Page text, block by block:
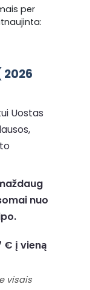
per
Uostas
nuo
€ į vieną
visais